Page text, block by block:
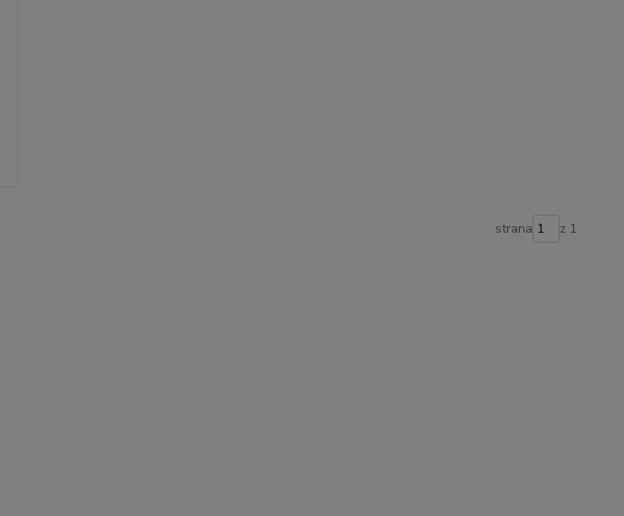
strana z 1